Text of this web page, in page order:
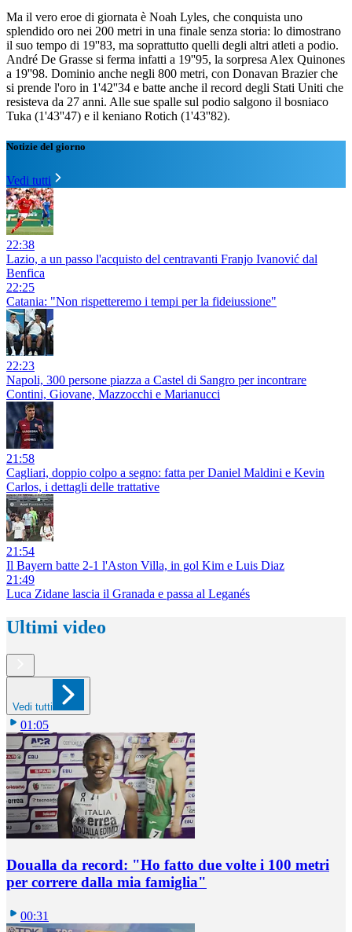
Ma il vero eroe di giornata è Noah Lyles, che conquista uno
splendido oro nei 200 metri in una finale senza storia: lo dimostrano
il suo tempo di 19''83, ma soprattutto quelli degli altri atleti a podio.
André De Grasse si ferma infatti a 19''95, la sorpresa Alex Quinones
a 19''98. Dominio anche negli 800 metri, con Donavan Brazier che
si prende l'oro in 1'42''34 e batte anche il record degli Stati Uniti che
resisteva da 27 anni. Alle sue spalle sul podio salgono il bosniaco
Tuka (1'43''47) e il keniano Rotich (1'43''82).
Notizie del giorno
Vedi tutti
22:38
Lazio, a un passo l'acquisto del centravanti Franjo Ivanović dal
Benfica
22:25
Catania: "Non rispetteremo i tempi per la fideiussione"
22:23
Napoli, 300 persone piazza a Castel di Sangro per incontrare
Contini, Giovane, Mazzocchi e Marianucci
21:58
Cagliari, doppio colpo a segno: fatta per Daniel Maldini e Kevin
Carlos, i dettagli delle trattative
21:54
Il Bayern batte 2-1 l'Aston Villa, in gol Kim e Luis Diaz
21:49
Luca Zidane lascia il Granada e passa al Leganés
Ultimi video
Vedi tutti
01:05
Doualla da record: "Ho fatto due volte i 100 metri
per correre dalla mia famiglia"
00:31